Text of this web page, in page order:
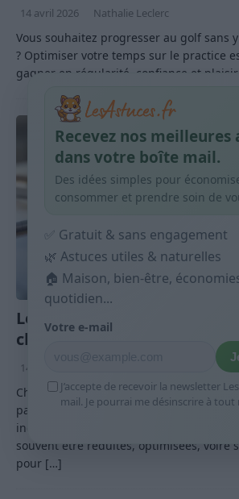
14 avril 2026 Nathalie Leclerc
Vous souhaitez progresser au golf sans
? Optimiser votre temps sur le practice
gagner en régularité, confiance et
Les 12 dépenses fixes qui
cher chez beaucoup de
14 avril 2026
Chaque mois, de nombreux foyers
par des dépenses fixes qu’ils
inévitables. Pourtant, ces charges
souvent être réduites, optimisées, voire
pour […]
Recevez nos meilleures
dans votre boîte mail.
Des idées simples pour
consommer et prendre soin de
✅ Gratuit & sans engagement
🌿 Astuces utiles & naturelles
🏠 Maison, bien-être,
quotidien...
Votre e-mail
J’accepte de recevoir la newsletter
mail. Je pourrai me désinscrire à